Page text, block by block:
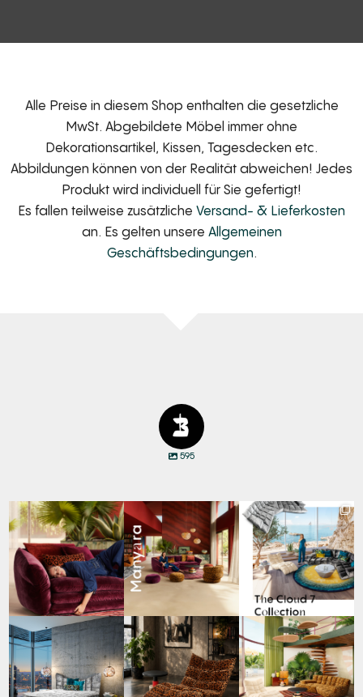
Alle Preise in diesem Shop enthalten die gesetzliche
MwSt. Abgebildete Möbel immer ohne
Dekorationsartikel, Kissen, Tagesdecken etc.
Abbildungen können von der Realität abweichen! Jedes
Produkt wird individuell für Sie gefertigt!
Es fallen teilweise zusätzliche Versand- & Lieferkosten
an. Es gelten unsere Allgemeinen
Geschäftsbedingungen.
595
Den Kopf anlehnen. Die
Gedanken auf Reisen...
60 0
Manyara. Inspiriert von
der Weite Afrikas....
57 2
Für jeden Lieblingsplatz
die passende Cloud.
☁️...
61 1
Cloud 7 – nicht nur zum
Sitzen, sondern auch
zum...
147 3
A bold statement. A
quiet retreat.
Mit unserem...
202 4
Take a walk on the wild
side. 🐆
Anlässlich...
105 1